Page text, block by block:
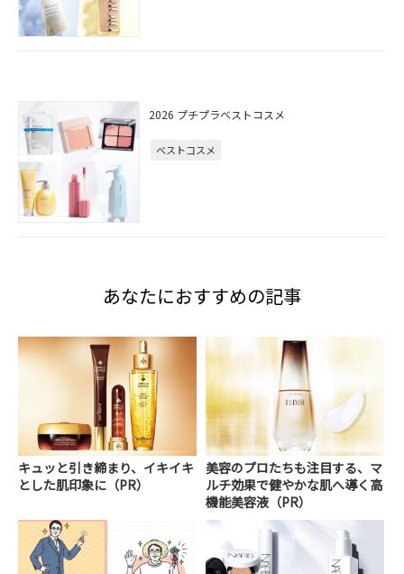
2026 プチプラベストコスメ
ベストコスメ
あなたにおすすめの記事
キュッと引き締まり、イキイキ
とした肌印象に（PR）
美容のプロたちも注目する、マ
ルチ効果で健やかな肌へ導く高
機能美容液（PR）